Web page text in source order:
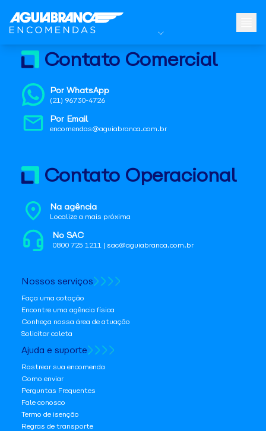
Contato Comercial
Por WhatsApp
(21) 96730-4726
Por Email
encomendas@aguiabranca.com.br
Contato Operacional
Na agência
Localize a mais próxima
No SAC
0800 725 1211 | sac@aguiabranca.com.br
Nossos serviços
Faça uma cotação
Encontre uma agência física
Conheça nossa área de atuação
Solicitar coleta
Ajuda e suporte
Rastrear sua encomenda
Como enviar
Perguntas Frequentes
Fale conosco
Termo de isenção
Regras de transporte